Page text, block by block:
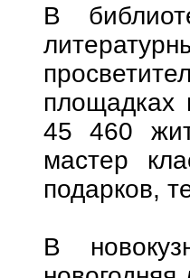
В
площадках
45 460
мастер
подарков,
В